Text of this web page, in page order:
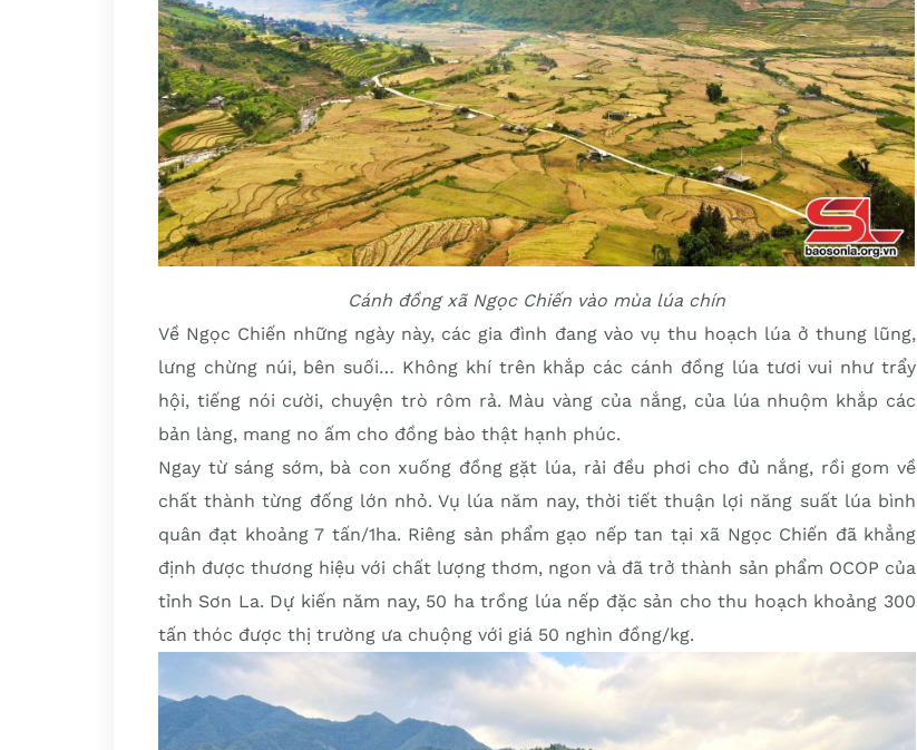
Cánh đồng xã Ngọc Chiến vào mùa lúa chín
Về Ngọc Chiến những ngày này, các gia đình đang vào vụ thu hoạch lúa ở thung lũng,
lưng chừng núi, bên suối… Không khí trên khắp các cánh đồng lúa tươi vui như trẩy
hội, tiếng nói cười, chuyện trò rôm rả. Màu vàng của nắng, của lúa nhuộm khắp các
bản làng, mang no ấm cho đồng bào thật hạnh phúc.
Ngay từ sáng sớm, bà con xuống đồng gặt lúa, rải đều phơi cho đủ nắng, rồi gom về
chất thành từng đống lớn nhỏ. Vụ lúa năm nay, thời tiết thuận lợi năng suất lúa bình
quân đạt khoảng 7 tấn/1ha. Riêng sản phẩm gạo nếp tan tại xã Ngọc Chiến đã khẳng
định được thương hiệu với chất lượng thơm, ngon và đã trở thành sản phẩm OCOP của
tỉnh Sơn La. Dự kiến năm nay, 50 ha trồng lúa nếp đặc sản cho thu hoạch khoảng 300
tấn thóc được thị trường ưa chuộng với giá 50 nghìn đồng/kg.